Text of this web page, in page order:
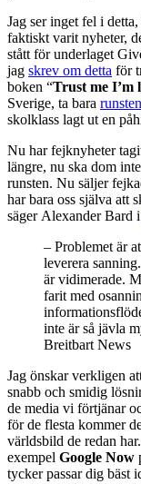
Jag ser inget fel i
faktiskt varit nyheter,
stått för underlaget
jag skrev om detta för
boken “Trust me I’m
Sverige, ta bara
skolklass lagt ut en
Nu har fejknyheter
längre, nu ska dom
runsten. Nu säljer
har bara oss själva att
säger Alexander Bard i
– Problemet är
leverera
är vidimerade.
farit med
inte är så jävla
Breitbart News
Jag önskar verkligen
snabb och smidig
de media vi förtjänar
för de flesta kommer
världsbild de redan
exempel Google Now
tycker passar dig bäst